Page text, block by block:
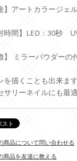
】アートカラージェ
時間】LED：30秒
】 ミラーパウダー
を描くことも出来ま
サリーネイルにも最
商品について問い合わせる
商品を友達に教える